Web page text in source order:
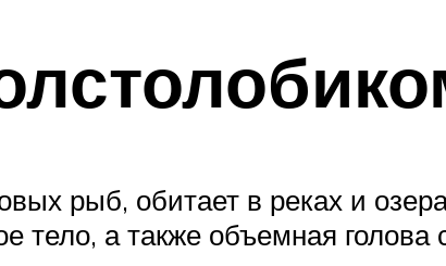
рыб, обитает в реках и
тело, а также объемная